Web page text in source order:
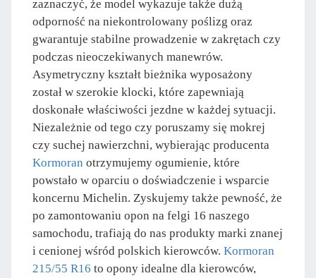
zaznaczyć, że model wykazuje także dużą
odporność na niekontrolowany poślizg oraz
gwarantuje stabilne prowadzenie w zakrętach czy
podczas nieoczekiwanych manewrów.
Asymetryczny kształt bieżnika wyposażony
został w szerokie klocki, które zapewniają
doskonałe właściwości jezdne w każdej sytuacji.
Niezależnie od tego czy poruszamy się mokrej
czy suchej nawierzchni, wybierając producenta
Kormoran otrzymujemy ogumienie, które
powstało w oparciu o doświadczenie i wsparcie
koncernu Michelin. Zyskujemy także pewność, że
po zamontowaniu opon na felgi 16 naszego
samochodu, trafiają do nas produkty marki znanej
i cenionej wśród polskich kierowców. Kormoran
215/55 R16 to opony idealne dla kierowców,